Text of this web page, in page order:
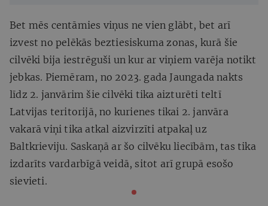
Bet mēs centāmies viņus ne vien glābt, bet arī
izvest no pelēkās beztiesiskuma zonas, kurā šie
cilvēki bija iestrēguši un kur ar viņiem varēja notikt
jebkas. Piemēram, no 2023. gada Jaungada nakts
līdz 2. janvārim šie cilvēki tika aizturēti teltī
Latvijas teritorijā, no kurienes tikai 2. janvāra
vakarā viņi tika atkal aizvirzīti atpakaļ uz
Baltkrieviju. Saskaņā ar šo cilvēku liecībām, tas tika
izdarīts vardarbīgā veidā, sitot arī grupā esošo
sievieti.